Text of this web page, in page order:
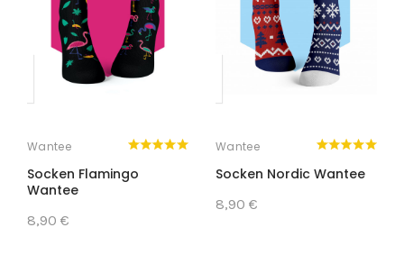
Wantee
Socken Flamingo
Wantee
8,90 €
Wantee
Socken Nordic Wantee
8,90 €